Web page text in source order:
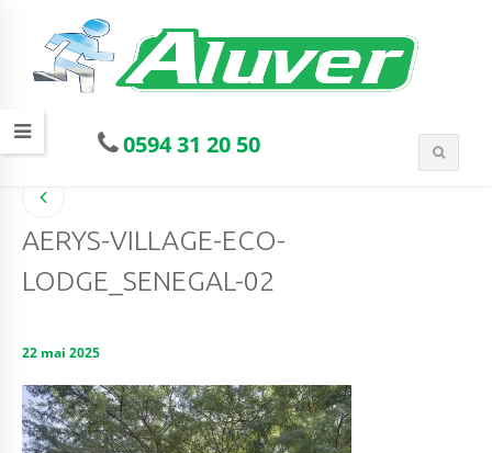
0594 31 20 50
AERYS-VILLAGE-ECO-
LODGE_SENEGAL-02
22 mai 2025